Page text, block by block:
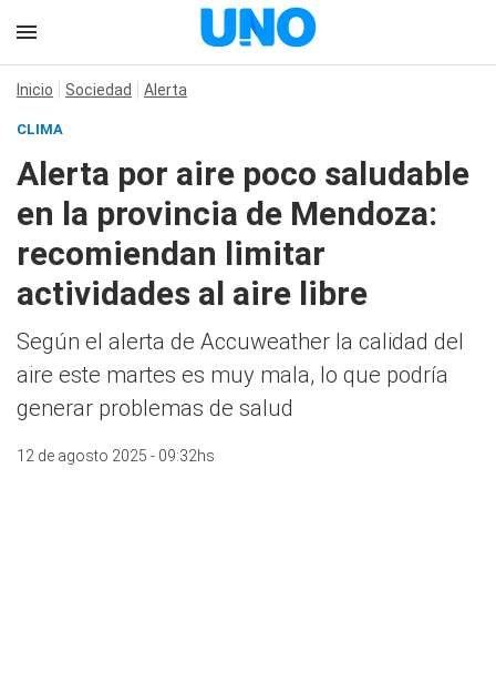
Inicio Sociedad Alerta
CLIMA
Alerta por aire poco saludable
en la provincia de Mendoza:
recomiendan limitar
actividades al aire libre
Según el alerta de Accuweather la calidad del
aire este martes es muy mala, lo que podría
generar problemas de salud
12 de agosto 2025 - 09:32hs